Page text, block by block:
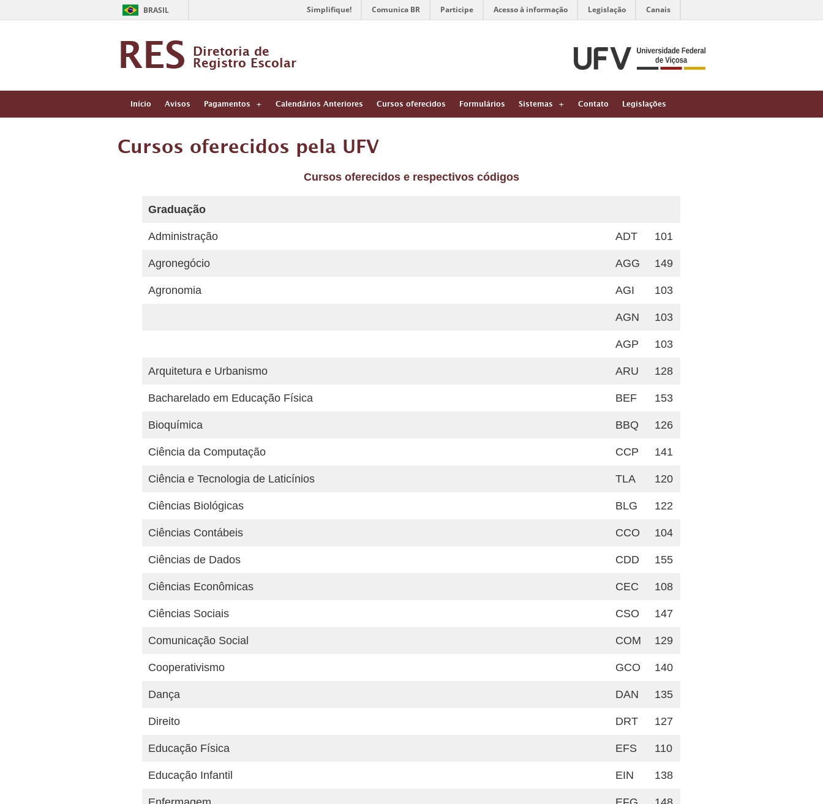
BRASIL Simplifique! Comunica BR Participe Acesso à informação Legislação Canais
RES Diretoria de
Registro Escolar
Início Avisos Pagamentos Calendários Anteriores Cursos oferecidos Formulários Sistemas Contato Legislações
Cursos oferecidos pela UFV
Cursos oferecidos e respectivos códigos
Graduação
Administração ADT 101
Agronegócio AGG 149
Agronomia AGI 103
AGN 103
AGP 103
Arquitetura e Urbanismo ARU 128
Bacharelado em Educação Física BEF 153
Bioquímica BBQ 126
Ciência da Computação CCP 141
Ciência e Tecnologia de Laticínios TLA 120
Ciências Biológicas BLG 122
Ciências Contábeis CCO 104
Ciências de Dados CDD 155
Ciências Econômicas CEC 108
Ciências Sociais CSO 147
Comunicação Social COM 129
Cooperativismo GCO 140
Dança DAN 135
Direito DRT 127
Educação Física EFS 110
Educação Infantil EIN 138